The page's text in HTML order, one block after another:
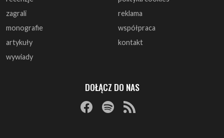
wywiady
DOŁĄCZ DO NAS
© 1997 - 2025 ArtRock.pl - Wszelkie prawa zastrzeżone.